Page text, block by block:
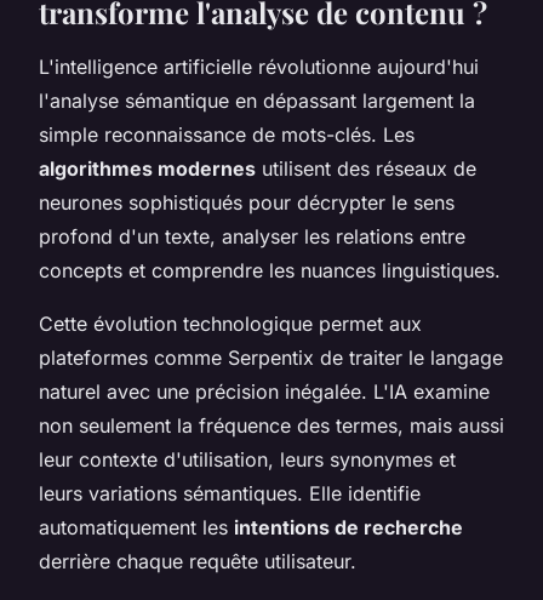
transforme l'analyse de contenu ?
L'intelligence artificielle révolutionne aujourd'hui
l'analyse sémantique en dépassant largement la
simple reconnaissance de mots-clés. Les
algorithmes modernes utilisent des réseaux de
neurones sophistiqués pour décrypter le sens
profond d'un texte, analyser les relations entre
concepts et comprendre les nuances linguistiques.
Cette évolution technologique permet aux
plateformes comme Serpentix de traiter le langage
naturel avec une précision inégalée. L'IA examine
non seulement la fréquence des termes, mais aussi
leur contexte d'utilisation, leurs synonymes et
leurs variations sémantiques. Elle identifie
automatiquement les intentions de recherche
derrière chaque requête utilisateur.